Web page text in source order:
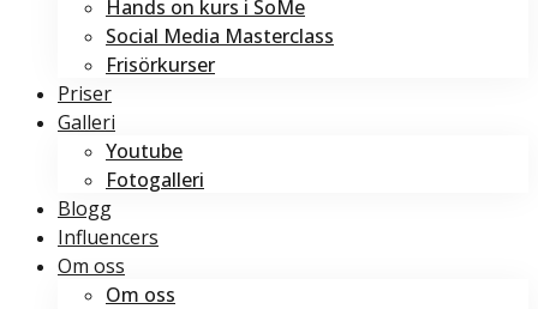
Hands on kurs i SoMe
Social Media Masterclass
Frisörkurser
Priser
Galleri
Youtube
Fotogalleri
Blogg
Influencers
Om oss
Om oss